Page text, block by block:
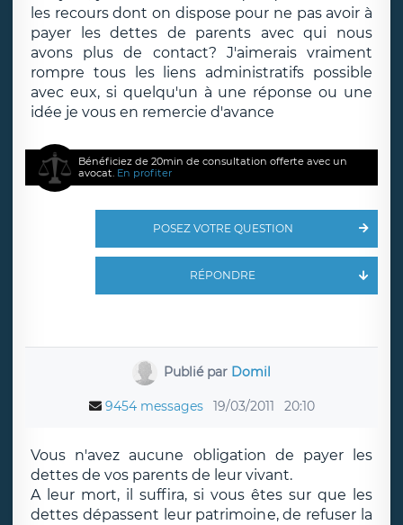
les recours dont on dispose pour ne pas avoir à
payer les dettes de parents avec qui nous
avons plus de contact? J'aimerais vraiment
rompre tous les liens administratifs possible
avec eux, si quelqu'un à une réponse ou une
idée je vous en remercie d'avance
Bénéficiez de 20min de consultation offerte avec un
avocat. En profiter
POSEZ VOTRE QUESTION
RÉPONDRE
Publié par Domil
9454 messages 19/03/2011 20:10
Vous n'avez aucune obligation de payer les
dettes de vos parents de leur vivant.
A leur mort, il suffira, si vous êtes sur que les
dettes dépassent leur patrimoine, de refuser la